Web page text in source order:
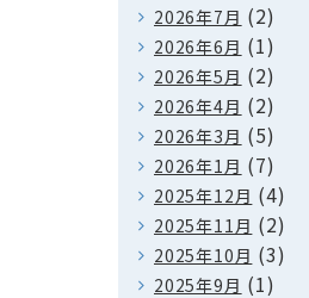
2026年7月 (2)
2026年6月 (1)
2026年5月 (2)
2026年4月 (2)
2026年3月 (5)
2026年1月 (7)
2025年12月 (4)
2025年11月 (2)
2025年10月 (3)
2025年9月 (1)